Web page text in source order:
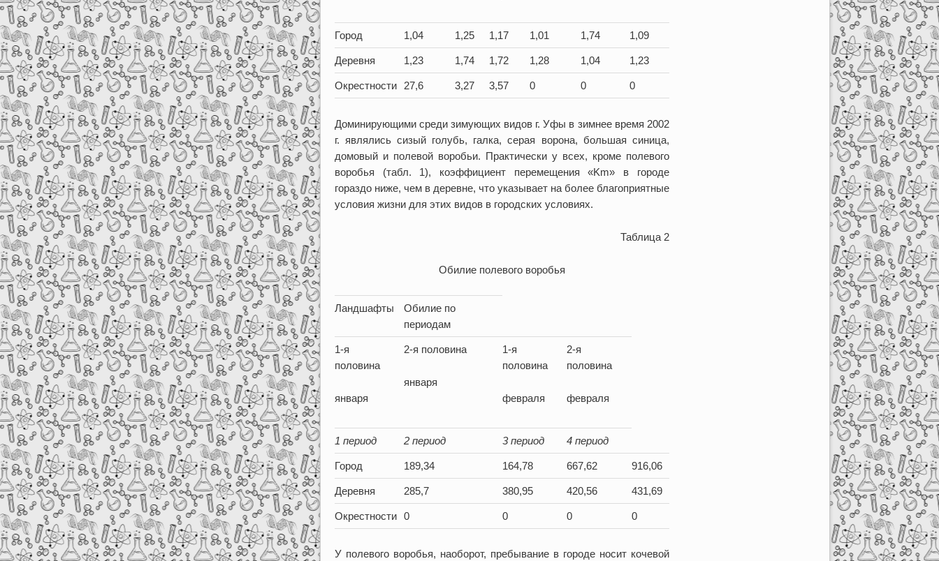
Город 1,04 1,25 1,17 1,01 1,74 1,09
Деревня 1,23 1,74 1,72 1,28 1,04 1,23
Окрестности 27,6 3,27 3,57 0 0 0
Доминирующими среди зимующих видов г. Уфы в зимнее время 2002
г. являлись сизый голубь, галка, серая ворона, большая синица,
домовый и полевой воробьи. Практически у всех, кроме полевого
воробья (табл. 1), коэффициент перемещения «Km» в городе
гораздо ниже, чем в деревне, что указывает на более благоприятные
условия жизни для этих видов в городских условиях.
Таблица 2
Обилие полевого воробья
Ландшафты
Обилие по
периодам
1-я
половина
января
2-я половина
января
1-я
половина
февраля
2-я
половина
февраля
1 период 2 период 3 период 4 период
Город 189,34 164,78 667,62 916,06
Деревня 285,7 380,95 420,56 431,69
Окрестности 0 0 0 0
У полевого воробья, наоборот, пребывание в городе носит кочевой